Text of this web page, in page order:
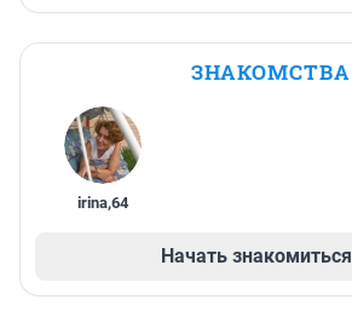
ЗНАКОМСТВА
irina,64
Начать знакомиться